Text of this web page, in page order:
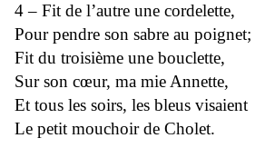
4 – Fit de l’autre une cordelette,
Pour pendre son sabre au poignet;
Fit du troisième une bouclette,
Sur son cœur, ma mie Annette,
Et tous les soirs, les bleus visaient
Le petit mouchoir de Cholet.